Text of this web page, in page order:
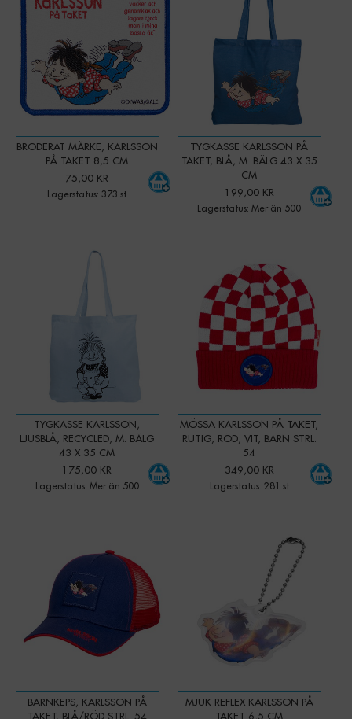
BRODERAT MÄRKE, KARLSSON
PÅ TAKET 8,5 CM
75,00 KR
Lagerstatus: 373 st
TYGKASSE KARLSSON PÅ
TAKET, BLÅ, M. BÄLG 43 X 35
CM
199,00 KR
Lagerstatus: Mer än 500
TYGKASSE KARLSSON,
LJUSBLÅ, RECYCLED, M. BÄLG
43 X 35 CM
175,00 KR
Lagerstatus: Mer än 500
+
MÖSSA KARLSSON PÅ TAKET,
RUTIG, RÖD, VIT, BARN STRL.
54
349,00 KR
Lagerstatus: 281 st
+
BARNKEPS, KARLSSON PÅ
TAKET, BLÅ/RÖD STRL. 54
MJUK REFLEX KARLSSON PÅ
TAKET 6,5 CM